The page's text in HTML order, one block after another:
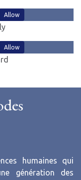
Allow
Allow
humaines qui
génération des